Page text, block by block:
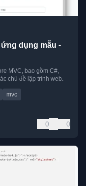
ứng dụng mẫu -
MVC, bao gồm C#,
chủ đề lập trình web.
mvc
0 0